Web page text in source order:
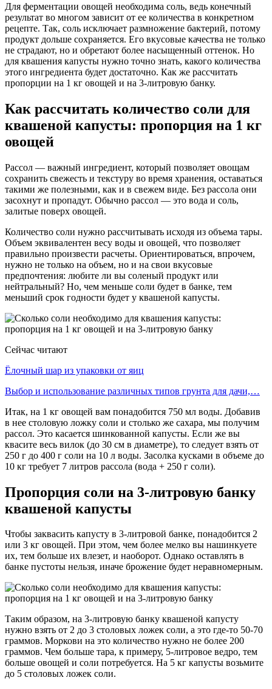
Для ферментации овощей необходима соль, ведь конечный
результат во многом зависит от ее количества в конкретном
рецепте. Так, соль исключает размножение бактерий, потому
продукт дольше сохраняется. Его вкусовые качества не только
не страдают, но и обретают более насыщенный оттенок. Но
для квашения капусты нужно точно знать, какого количества
этого ингредиента будет достаточно. Как же рассчитать
пропорции на 1 кг овощей и на 3-литровую банку.
Как рассчитать количество соли для
квашеной капусты: пропорция на 1 кг
овощей
Рассол — важный ингредиент, который позволяет овощам
сохранить свежесть и текстуру во время хранения, оставаться
такими же полезными, как и в свежем виде. Без рассола они
засохнут и пропадут. Обычно рассол — это вода и соль,
залитые поверх овощей.
Количество соли нужно рассчитывать исходя из объема тары.
Объем эквивалентен весу воды и овощей, что позволяет
правильно произвести расчеты. Ориентироваться, впрочем,
нужно не только на объем, но и на свои вкусовые
предпочтения: любите ли вы соленый продукт или
нейтральный? Но, чем меньше соли будет в банке, тем
меньший срок годности будет у квашеной капусты.
Сейчас читают
Ёлочный шар из упаковки от яиц
Выбор и использование различных типов грунта для дачи,…
Итак, на 1 кг овощей вам понадобится 750 мл воды. Добавив
в нее столовую ложку соли и столько же сахара, мы получим
рассол. Это касается шинкованной капусты. Если же вы
квасите весь вилок (до 30 см в диаметре), то следует взять от
250 г до 400 г соли на 10 л воды. Засолка кусками в объеме до
10 кг требует 7 литров рассола (вода + 250 г соли).
Пропорция соли на 3-литровую банку
квашеной капусты
Чтобы заквасить капусту в 3-литровой банке, понадобится 2
или 3 кг овощей. При этом, чем более мелко вы нашинкуете
их, тем больше их влезет, и наоборот. Однако оставлять в
банке пустоты нельзя, иначе брожение будет неравномерным.
Таким образом, на 3-литровую банку квашеной капусту
нужно взять от 2 до 3 столовых ложек соли, а это где-то 50-70
граммов. Моркови на это количество нужно не более 200
граммов. Чем больше тара, к примеру, 5-литровое ведро, тем
больше овощей и соли потребуется. На 5 кг капусты возьмите
до 5 столовых ложек соли.